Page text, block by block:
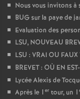
Nous vous invitons
BUG sur la paye de
Evaluation des
LSU, NOUVEAU
LSU : VRAI OU FAUX
BREVET : OÙ EN
Lycée Alexis de
Après le 1 er tour, un 1